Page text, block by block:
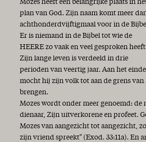
Mozes heeft een belangrijke plaats in
plan van God. Zijn naam komt meer
achthonderdvijftigmaal voor in de
Er is niemand in de Bijbel tot wie de
HEERE zo vaak en veel gesproken
Zijn lange leven is verdeeld in drie
perioden van veertig jaar. Aan het
mocht hij zijn volk tot aan de grens van
brengen.
Mozes wordt onder meer genoemd: de
dienaar, Zijn uitverkorene en profeet.
Mozes van aangezicht tot aangezicht,
zijn vriend spreekt" (Exod. 33:11a). En